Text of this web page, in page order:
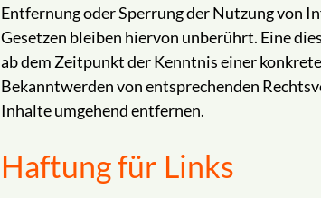
Entfernung oder Sperrung der Nutzung von
Gesetzen bleiben hiervon unberührt. Eine
ab dem Zeitpunkt der Kenntnis einer
Bekanntwerden von entsprechenden
Inhalte umgehend entfernen.
Haftung für Links